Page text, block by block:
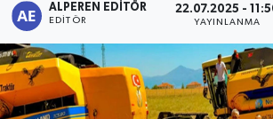
ALPEREN EDITÖR
EDITÖR
22.07.2025 -
YAYINLANMA
Etkinlikler